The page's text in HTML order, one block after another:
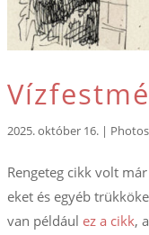
2025. október 16. |
Rengeteg cikk volt
eket és egyéb
van például ez a cikk,